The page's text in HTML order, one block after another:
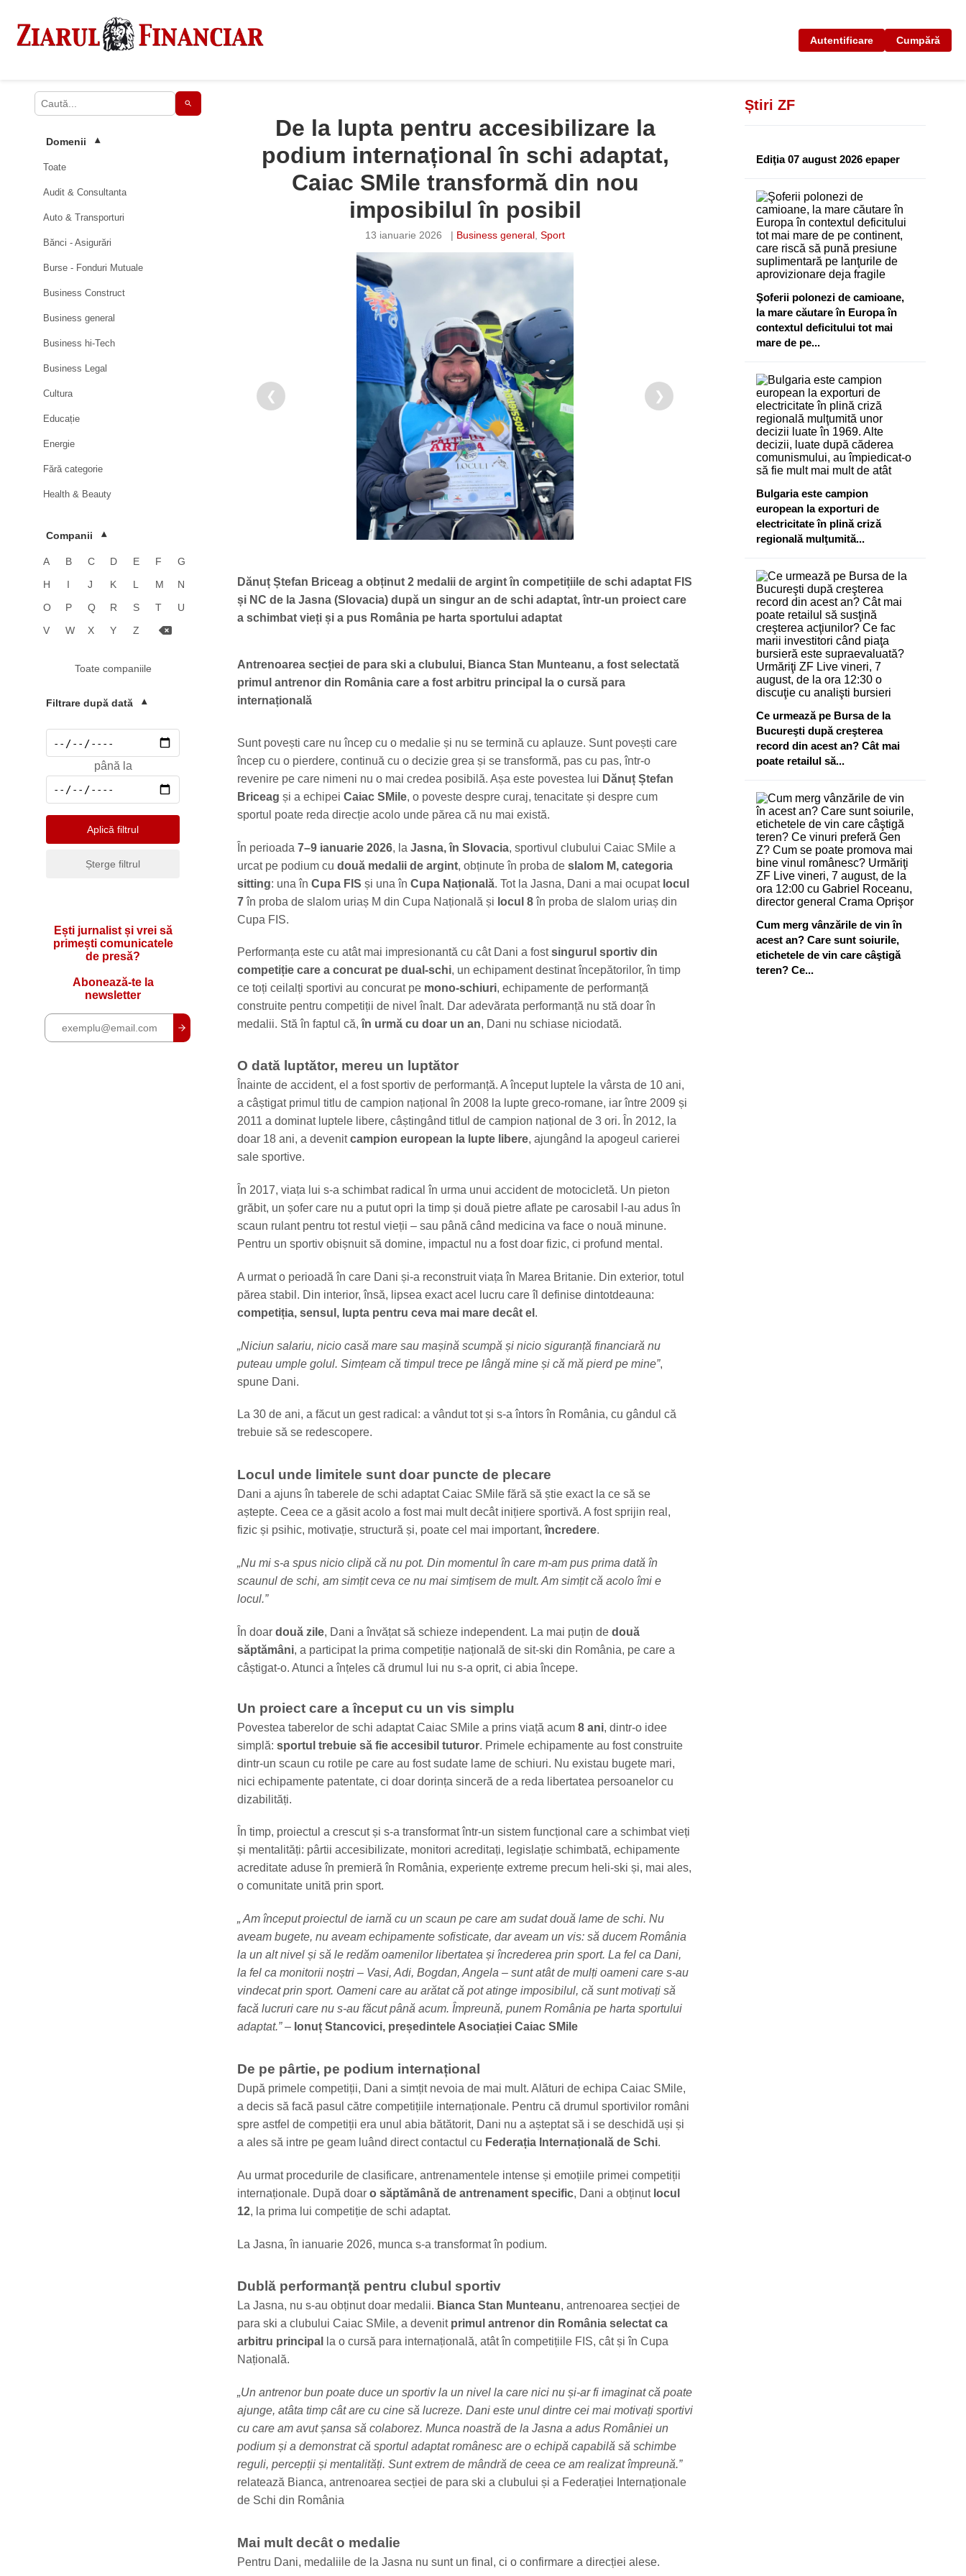
Autentificare Cumpără
Domenii ▾
Toate
Audit & Consultanta
Auto & Transporturi
Bănci - Asigurări
Burse - Fonduri Mutuale
Business Construct
Business general
Business hi-Tech
Business Legal
Cultura
Educație
Energie
Fără categorie
Health & Beauty
Imobiliare
Pharma & Sănătate
Social
Telecomunicatii
Companii ▾
A B C D E F
G
H
I J K L M
N
O
P Q R S T
U
V
W X Y Z
Toate companiile
Filtrare după dată ▾
până la
Aplică filtrul
Șterge filtrul
Ești jurnalist și vrei să
primești comunicatele
de presă?
Abonează-te la
newsletter
De la lupta pentru accesibilizare la
podium internațional în schi adaptat,
Caiac SMile transformă din nou
imposibilul în posibil
13 ianuarie 2026 | Business general, Sport
❮ ❯
Dănuț Ștefan Briceag a obținut 2 medalii de argint în competițiile de schi adaptat FIS
și NC de la Jasna (Slovacia) după un singur an de schi adaptat, într-un proiect care
a schimbat vieți și a pus România pe harta sportului adaptat
Antrenoarea secției de para ski a clubului, Bianca Stan Munteanu, a fost selectată
primul antrenor din România care a fost arbitru principal la o cursă para
internațională
Sunt povești care nu încep cu o medalie și nu se termină cu aplauze. Sunt povești care
încep cu o pierdere, continuă cu o decizie grea și se transformă, pas cu pas, într-o
revenire pe care nimeni nu o mai credea posibilă. Așa este povestea lui Dănuț Ștefan
Briceag și a echipei Caiac SMile, o poveste despre curaj, tenacitate și despre cum
sportul poate reda direcție acolo unde părea că nu mai există.
În perioada 7–9 ianuarie 2026, la Jasna, în Slovacia, sportivul clubului Caiac SMile a
urcat pe podium cu două medalii de argint, obținute în proba de slalom M, categoria
sitting: una în Cupa FIS și una în Cupa Națională. Tot la Jasna, Dani a mai ocupat locul
7în proba de slalom uriaș M din Cupa Națională și locul 8în proba de slalom uriaș din
Cupa FIS.
Performanța este cu atât mai impresionantă cu cât Dani a fostsingurul sportiv din
competiție care a concurat pe dual-schi, un echipament destinat începătorilor, în timp
ce toți ceilalți sportivi au concurat pe mono-schiuri, echipamente de performanță
construite pentru competiții de nivel înalt. Dar adevărata performanță nu stă doar în
medalii. Stă în faptul că,în urmă cu doar un an, Dani nu schiase niciodată.
O dată luptător, mereu un luptător
Înainte de accident, el a fost sportiv de performanță. A început luptele la vârsta de 10 ani,
a câștigat primul titlu de campion național în 2008 la lupte greco-romane, iar între 2009 și
2011 a dominat luptele libere, câștingând titlul de campion național de 3 ori. În 2012, la
doar 18 ani, a devenitcampion european la lupte libere, ajungând la apogeul carierei
sale sportive.
În 2017, viața lui s-a schimbat radical în urma unui accident de motocicletă. Un pieton
grăbit, un șofer care nu a putut opri la timp și două pietre aflate pe carosabil l-au adus în
scaun rulant pentru tot restul vieții – sau până când medicina va face o nouă minune.
Pentru un sportiv obișnuit să domine, impactul nu a fost doar fizic, ci profund mental.
A urmat o perioadă în care Dani și-a reconstruit viața în Marea Britanie. Din exterior, totul
părea stabil. Din interior, însă, lipsea exact acel lucru care îl definise dintotdeauna:
competiția, sensul, lupta pentru ceva mai mare decât el .
„Niciun salariu, nicio casă mare sau mașină scumpă și nicio siguranță financiară nu
puteau umple golul. Simțeam că timpul trece pe lângă mine și că mă pierd pe mine”,
spune Dani.
La 30 de ani, a făcut un gest radical: a vândut tot și s-a întors în România, cu gândul că
trebuie să se redescopere.
Locul unde limitele sunt doar puncte de plecare
Dani a ajuns în taberele de schi adaptat Caiac SMile fără să știe exact la ce să se
aștepte. Ceea ce a găsit acolo a fost mai mult decât inițiere sportivă. A fost sprijin real,
fizic și psihic, motivație, structură și, poate cel mai important,încredere.
„Nu mi s-a spus nicio clipă că nu pot. Din momentul în care m-am pus prima dată în
scaunul de schi, am simțit ceva ce nu mai simțisem de mult. Am simțit că acolo îmi e
locul.”
În doar două zile, Dani a învățat să schieze independent. La mai puțin de două
săptămâni, a participat la prima competiție națională de sit-ski din România, pe care a
câștigat-o. Atunci a înțeles că drumul lui nu s-a oprit, ci abia începe.
Un proiect care a început cu un vis simplu
Povestea taberelor de schi adaptat Caiac SMile a prins viață acum 8 ani, dintr-o idee
simplă: sportul trebuie să fie accesibil tuturor. Primele echipamente au fost construite
dintr-un scaun cu rotile pe care au fost sudate lame de schiuri. Nu existau bugete mari,
nici echipamente patentate, ci doar dorința sinceră de a reda libertatea persoanelor cu
dizabilități.
În timp, proiectul a crescut și s-a transformat într-un sistem funcțional care a schimbat vieți
și mentalități: pârtii accesibilizate, monitori acreditați, legislație schimbată, echipamente
acreditate aduse în premieră în România, experiențe extreme precum heli-ski și, mai ales,
o comunitate unită prin sport.
„ Am început proiectul de iarnă cu un scaun pe care am sudat două lame de schi. Nu
aveam bugete, nu aveam echipamente sofisticate, dar aveam un vis: să ducem România
la un alt nivel și să le redăm oamenilor libertatea și încrederea prin sport. La fel ca Dani,
la fel ca monitorii noștri – Vasi, Adi, Bogdan, Angela – sunt atât de mulți oameni care s-au
vindecat prin sport. Oameni care au arătat că pot atinge imposibilul, că sunt motivați să
facă lucruri care nu s-au făcut până acum. Împreună, punem România pe harta sportului
adaptat.” – Ionuț Stancovici, președintele Asociației Caiac SMile
De pe pârtie, pe podium internațional
După primele competiții, Dani a simțit nevoia de mai mult. Alături de echipa Caiac SMile,
a decis să facă pasul către competițiile internaționale. Pentru că drumul sportivilor români
spre astfel de competiții era unul abia bătătorit, Dani nu a așteptat să i se deschidă uși și
a ales să intre pe geam luând direct contactul cu Federația Internațională de Schi.
Au urmat procedurile de clasificare, antrenamentele intense și emoțiile primei competiții
internaționale. După doar o săptămână de antrenament specific, Dani a obținut locul
12, la prima lui competiție de schi adaptat.
La Jasna, în ianuarie 2026, munca s-a transformat în podium.
Dublă performanță pentru clubul sportiv
La Jasna, nu s-au obținut doar medalii. Bianca Stan Munteanu, antrenoarea secției de
para ski a clubului Caiac SMile, a devenit primul antrenor din România selectat ca
arbitru principal
la o cursă para internațională, atât în competițiile FIS, cât și în Cupa
Națională.
„Un antrenor bun poate duce un sportiv la un nivel la care nici nu și-ar fi imaginat că poate
ajunge, atâta timp cât are cu cine să lucreze. Dani este unul dintre cei mai motivați sportivi
cu care am avut șansa să colaborez. Munca noastră de la Jasna a adus României un
podium și a demonstrat că sportul adaptat românesc are o echipă capabilă să schimbe
reguli, percepții și mentalități. Sunt extrem de mândră de ceea ce am realizat împreună.”
relatează Bianca, antrenoarea secției de para ski a clubului și a Federației Internaționale
de Schi din România
Mai mult decât o medalie
Pentru Dani, medaliile de la Jasna nu sunt un final, ci o confirmare a direcției alese.
Știri ZF
Ediţia 07 august 2026 epaper
Şoferii polonezi de camioane,
la mare căutare în Europa în
contextul deficitului tot mai
mare de pe...
Bulgaria este campion
european la exporturi de
electricitate în plină criză
regională mulţumită...
Ce urmează pe Bursa de la
Bucureşti după creşterea
record din acest an? Cât mai
poate retailul să...
Cum merg vânzările de vin în
acest an? Care sunt soiurile,
etichetele de vin care câştigă
teren? Ce...